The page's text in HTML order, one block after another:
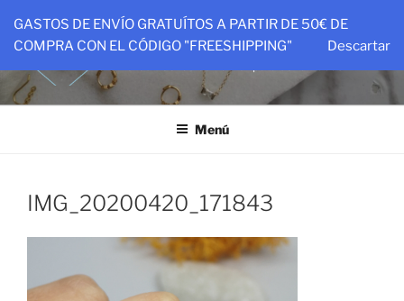
contenido
PTIT&CO
Menú
IMG_20200420_171843
GASTOS DE ENVÍO GRATUÍTOS A PARTIR DE 50€ DE
COMPRA CON EL CÓDIGO "FREESHIPPING"
Descartar